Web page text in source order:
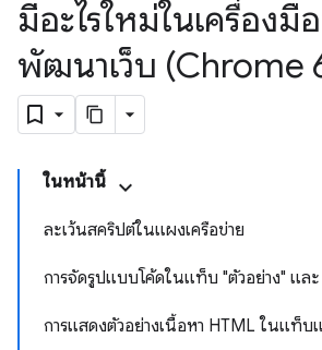
มีอะไรใหม่ในเครื่องมื
พัฒนาเว็บ (Chrome
ในหน้านี้
ละเว้นสคริปต์ในแผงเครือข่าย
การจัดรูปแบบโค้ดในแท็บ "ตัวอย่าง" แล
การแสดงตัวอย่างเนื้อหา HTML ในแท็บ